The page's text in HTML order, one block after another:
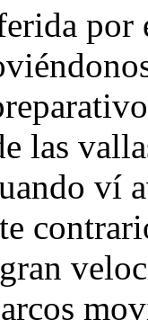
por
las
ví